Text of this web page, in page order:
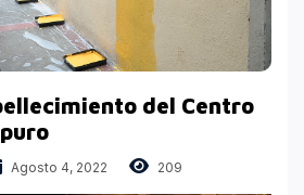
del Centro
Agosto 4, 2022 209
Financieras